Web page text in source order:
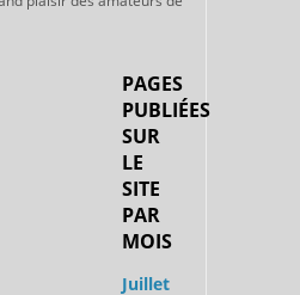
PAGES
PUBLIÉES
SUR
LE
SITE
PAR
MOIS
Juillet